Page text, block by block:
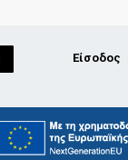
Είσοδος